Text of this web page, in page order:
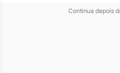
Continua depois